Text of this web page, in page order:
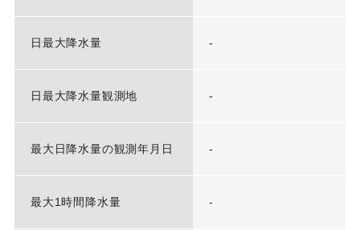
日最大降水量 -
日最大降水量観測地 -
最大日降水量の観測年月日 -
最大1時間降水量 -